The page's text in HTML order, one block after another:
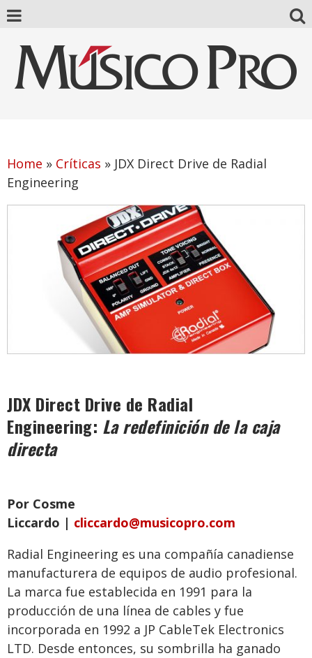
Home » Críticas » JDX Direct Drive de Radial
Engineering
JDX Direct Drive de Radial
Engineering: La redefinición de la caja
directa
Por Cosme
Liccardo | cliccardo@musicopro.com
Radial Engineering es una compañía canadiense
manufacturera de equipos de audio profesional.
La marca fue establecida en 1991 para la
producción de una línea de cables y fue
incorporada en 1992 a JP CableTek Electronics
LTD. Desde entonces, su sombrilla ha ganado